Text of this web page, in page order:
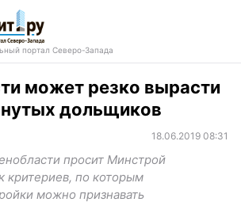
портал Северо-Запада
может резко вырасти
дольщиков
18.06.2019 08:31
просит Минстрой
критериев, по которым
можно признавать